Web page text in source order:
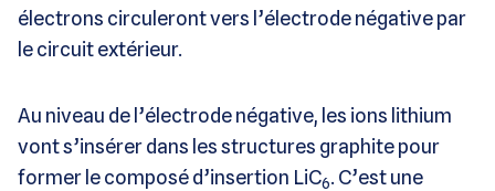
électrons circuleront vers l’électrode négative par
le circuit extérieur.
Au niveau de l’électrode négative, les ions lithium
vont s’insérer dans les structures graphite pour
former le composé d’insertion LiC6. C’est une